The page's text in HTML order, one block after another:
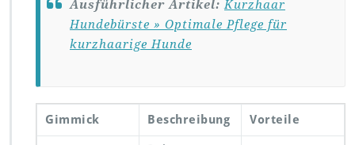
Ausführlicher Artikel:Kurzhaar
Hundebürste » Optimale Pflege für
kurzhaarige Hunde
Gimmick Beschreibung Vorteile